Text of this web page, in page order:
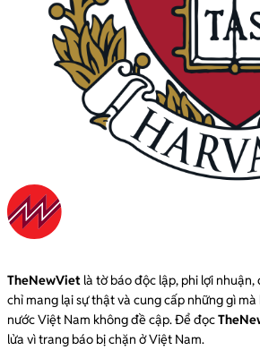
TheNewViet là tờ báo độc lập, phi lợi
chỉ mang lại sự thật và cung cấp những gì
nước Việt Nam không đề cập. Để đọc
lửa vì trang báo bị chặn ở Việt Nam.